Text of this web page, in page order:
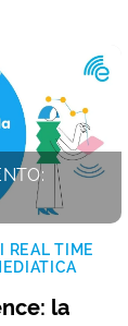
REAL TIME
la